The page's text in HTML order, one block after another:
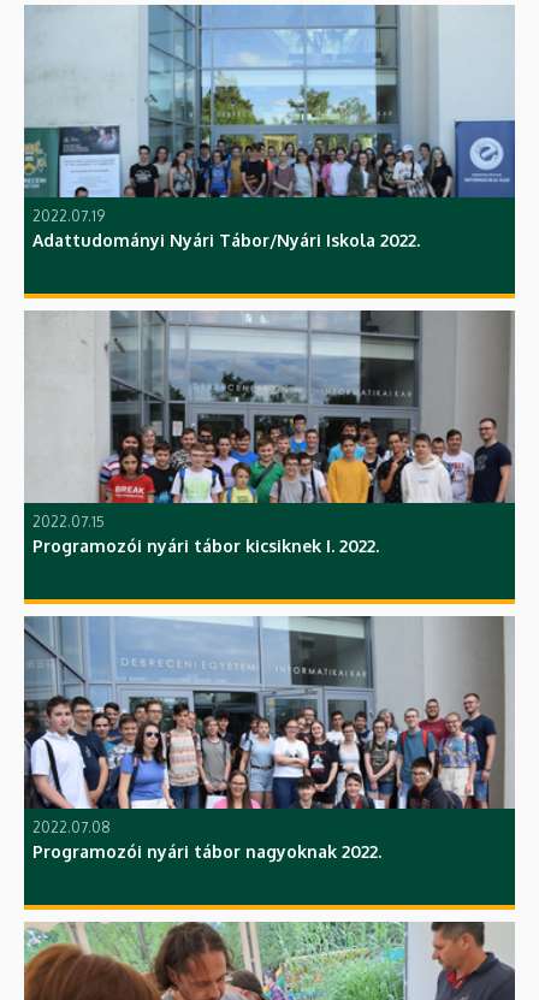
2022.07.19
Adattudományi Nyári Tábor/Nyári Iskola 2022.
2022.07.15
Programozói nyári tábor kicsiknek I. 2022.
2022.07.08
Programozói nyári tábor nagyoknak 2022.